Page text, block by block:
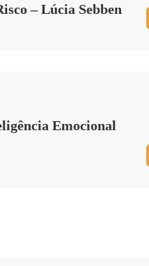
– Lúcia Sebben
Emocional